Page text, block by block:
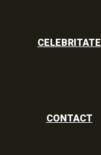
CELEBRITATE
CONTACT